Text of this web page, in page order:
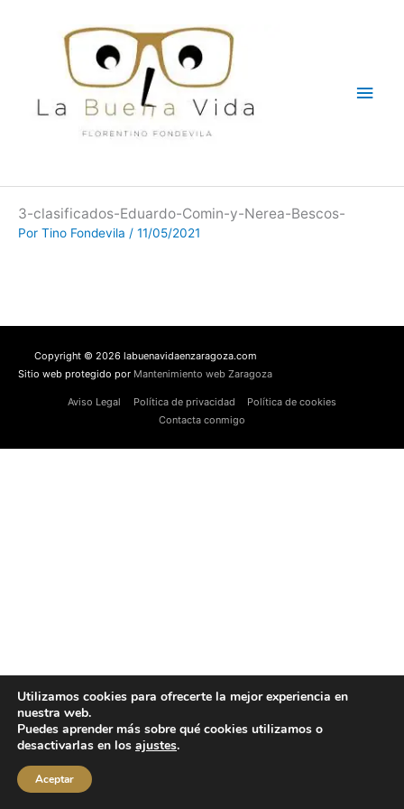
3-clasificados-Eduardo-Comin-y-Nerea-Bescos-
Por Tino Fondevila / 11/05/2021
Copyright © 2026 labuenavidaenzaragoza.com
Sitio web protegido por Mantenimiento web Zaragoza
Aviso Legal Política de privacidad
Política de cookies
Contacta conmigo
Utilizamos cookies para ofrecerte la mejor experiencia en
nuestra web.
Puedes aprender más sobre qué cookies utilizamos o
desactivarlas en los ajustes.
Aceptar